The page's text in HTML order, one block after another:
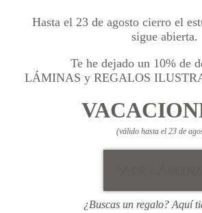
Hasta el 23 de agosto cierro el
sigue abierta.
Te he dejado un 10% de
LÁMINAS y REGALOS
(válido hasta el 23 de
¿Buscas un regalo? Aquí